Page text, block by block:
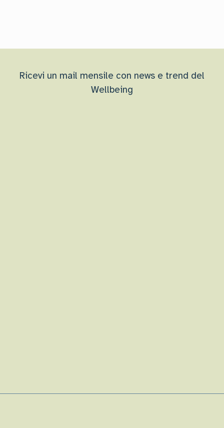
Ricevi un mail mensile con news e trend del
Wellbeing